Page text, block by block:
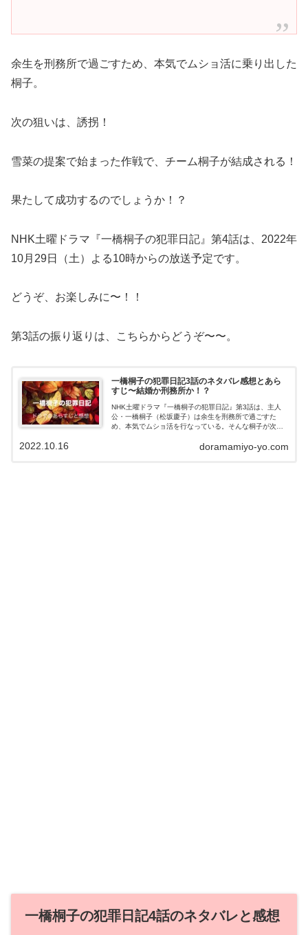
余生を刑務所で過ごすため、本気でムショ活に乗り出した
桐子。
次の狙いは、誘拐！
雪菜の提案で始まった作戦で、チーム桐子が結成される！
果たして成功するのでしょうか！？
NHK土曜ドラマ『一橋桐子の犯罪日記』第4話は、2022年
10月29日（土）よる10時からの放送予定です。
どうぞ、お楽しみに〜！！
第3話の振り返りは、こちらからどうぞ〜〜。
一橋桐子の犯罪日記3話のネタバレ感想とあら
すじ〜結婚か刑務所か！？
NHK土曜ドラマ『一橋桐子の犯罪日記』第3話は、主人
公・一橋桐子（松坂慶子）は余生を刑務所で過ごすた
め、本気でムショ活を行なっている。そんな桐子が次に
桐子の犯罪日記』第3話のあらすじやネタバ...
doramamiyo-yo.com
2022.10.16
一橋桐子の犯罪日記4話のネタバレと感想